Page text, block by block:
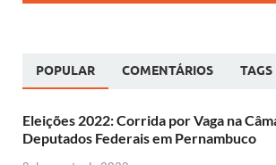
POPULAR COMENTÁRIOS TAGS
Eleições 2022: Corrida por Vaga na
Deputados Federais em Pernambuco